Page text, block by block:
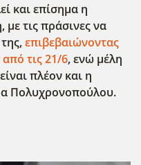
και επίσημα η
τις πράσινες να
επιβεβαιώνοντας
τις 21/6, ενώ μέλη
πλέον και η
Πολυχρονοπούλου.